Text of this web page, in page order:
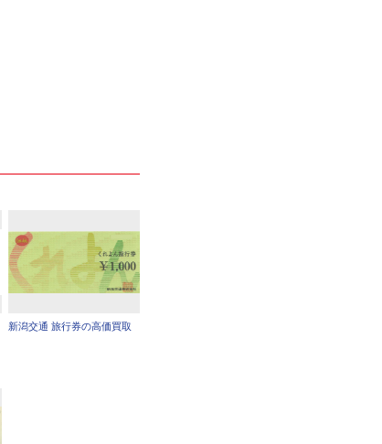
新潟交通 旅行券の高価買取